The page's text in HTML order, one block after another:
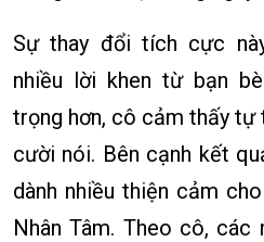
Sự thay đổi tích cực
nhiều lời khen từ bạn
trọng hơn, cô cảm thấy tự
cười nói. Bên cạnh kết
dành nhiều thiện cảm
Nhân Tâm. Theo cô, các